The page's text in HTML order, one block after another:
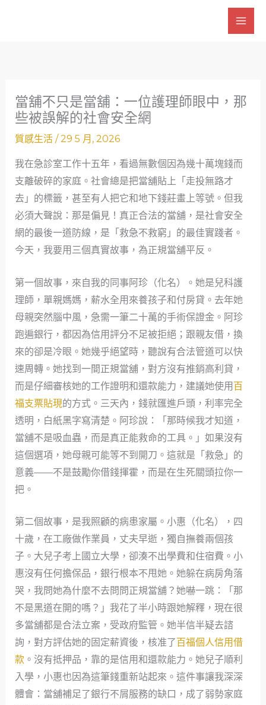
當舖不只是當舖：一位護理師眼中，那
些被誤解的社會安全網
質感生活/29 5 月, 2026
我在急診室工作十五年，看過無數個因為幾十萬塊錢而
支離破碎的家庭。社會總是把當舖貼上「走投無路才
去」的標籤，甚至有人把它和地下錢莊畫上等號。但我
必須大聲說：那是偏見！真正合法的當舖，是社會安全
網的最後一道防線，是「救急不救窮」的最佳實踐者。
今天，我要用三個真實故事，為正規當舖平反。
第一個故事，來自我的同事阿珍（化名）。她是兒科護
理師，單親媽媽，薪水全用來養孩子和付房貸。去年她
母親突然腦中風，急需一筆二十萬的手術保證金。阿珍
跑遍銀行，都因為信用評分不足被拒絕；跟親友借，換
來的卻是冷眼。她幾乎絕望時，聽說有合法管道可以快
速周轉。她找到一間正規當舖，對方沒有推銷高利貸，
而是仔細審核她的工作證明和還款能力，建議她使用 百
福支票貼現的方式。三天內，錢就匯進戶頭，利率完全
透明，白紙黑字寫清楚。阿珍說：「那時候我才知道，
當舖不是吸血蟲，而是真正能救命的工具。」如果沒有
這個選項，她母親可能等不到開刀。這就是「救急」的
意義——不是鼓勵你借錢揮霍，而是在生死關頭拉你一
把。
第二個故事，是我照顧的病患家屬。小惠（化名），四
十歲，在工廠做作業員，丈夫早逝，獨自撫養兩個孩
子。大兒子考上國立大學，卻湊不出學費和住宿費。小
惠沒有任何擔保品，銀行根本不甩她。她躲在病房角落
哭，我問她為什麼不去問問正規當舖？她嚇一跳：「那
不是黑道在開的嗎？」我花了半小時跟她解釋，現在很
多當舖都是合法立案，受政府監管。她半信半疑去諮
詢，對方評估她的固定薪資後，核准了百福個人信用借
款。沒有抵押品，靠的是信用和還款能力。她兒子順利
入學，小惠也因為這筆錢重新站起來。這件事讓我深深
體會：當舖補足了銀行不屑服務的缺口，成了弱勢家庭